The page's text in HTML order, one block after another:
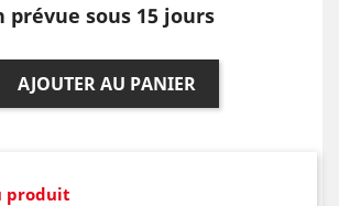
prévue sous 15 jours
AJOUTER AU PANIER
produit